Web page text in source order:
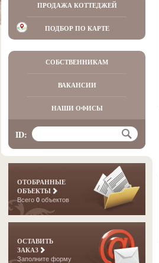
ПРОДАЖА КОТТЕДЖЕЙ
ПОДБОР ПО КАРТЕ
СОБСТВЕННИКАМ
ВАКАНСИИ
НАШИ ОФИСЫ
ID:
ОТОБРАННЫЕ
ОБЪЕКТЫ
Всего 0 объектов
ОСТАВИТЬ
ЗАКАЗ
Заполните форму